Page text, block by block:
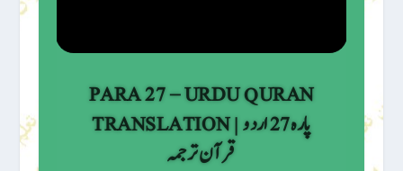
PARA 27 – URDU QURAN
TRANSLATION | پارہ 27 اردو
قرآن ترجمہ